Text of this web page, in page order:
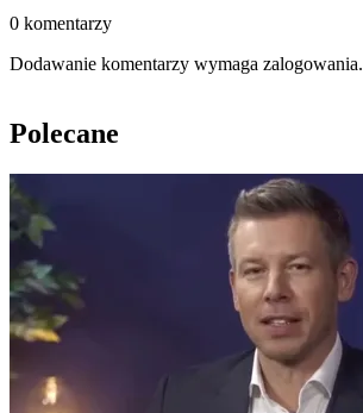
0 komentarzy
Dodawanie komentarzy wymaga zalogowania.
Polecane